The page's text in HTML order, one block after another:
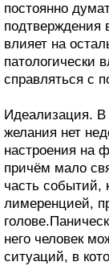
постоянно
подтверждения
влияет на
патологически
справляться с
Идеализация. В
желания нет
настроения на
причём мало
часть событий,
лимеренцией,
него человек
ситуаций, в